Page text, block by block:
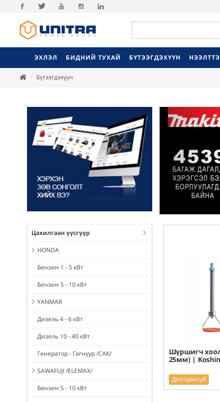
Facebook
ЭХЛЭЛ БИДНИЙ ТУХАЙ БҮТЭЭГДЭХҮҮН
Бүтээгдэхүүн
Цахилгаан үүсгүүр
HONDA
Бензин 1 - 5 кВт
Бензин 5 - 10 кВт
YANMAR
Дизель 4 - 6 кВт
Дизель 10 - 40 кВт
Генератор - Гагнуур /САК/
SAWAFUJI /ELEMAX/
Бензин 5 - 10 кВт
Шүршигч
25мм) | Koshin
Дэлгэрэнгүй